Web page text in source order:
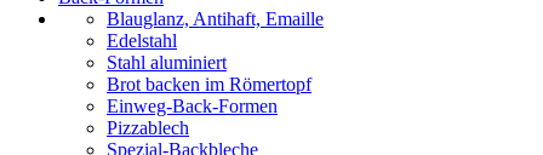
Blauglanz, Antihaft, Emaille
Edelstahl
Stahl aluminiert
Brot backen im Römertopf
Einweg-Back-Formen
Pizzablech
Spezial-Backbleche